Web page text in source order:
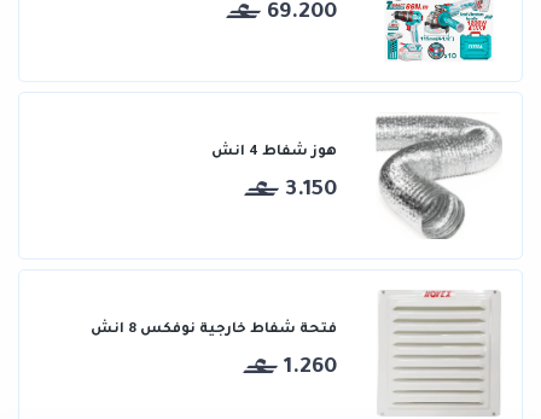
69.200
هوز شفاط 4 انش
3.150
فتحة شفاط خارجية نوفكس 8 انش
1.260